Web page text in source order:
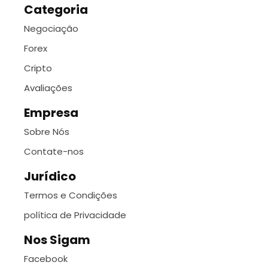
Categoria
Negociação
Forex
Cripto
Avaliações
Empresa
Sobre Nós
Contate-nos
Jurídico
Termos e Condições
política de Privacidade
Nos Sigam
Facebook